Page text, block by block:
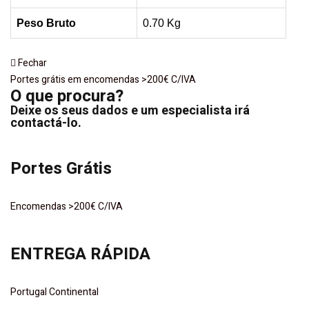
Peso Bruto 0.70 Kg
Fechar
Portes grátis em encomendas >200€ C/IVA
O que procura?
Deixe os seus dados e um especialista irá
contactá-lo.
Portes Grátis
Encomendas >200€ C/IVA
ENTREGA RÁPIDA
Portugal Continental